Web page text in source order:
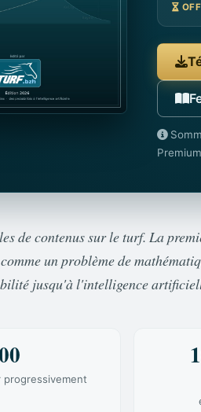
de contenus sur le turf. La
un problème de
jusqu'à l'intelligence
progressivement